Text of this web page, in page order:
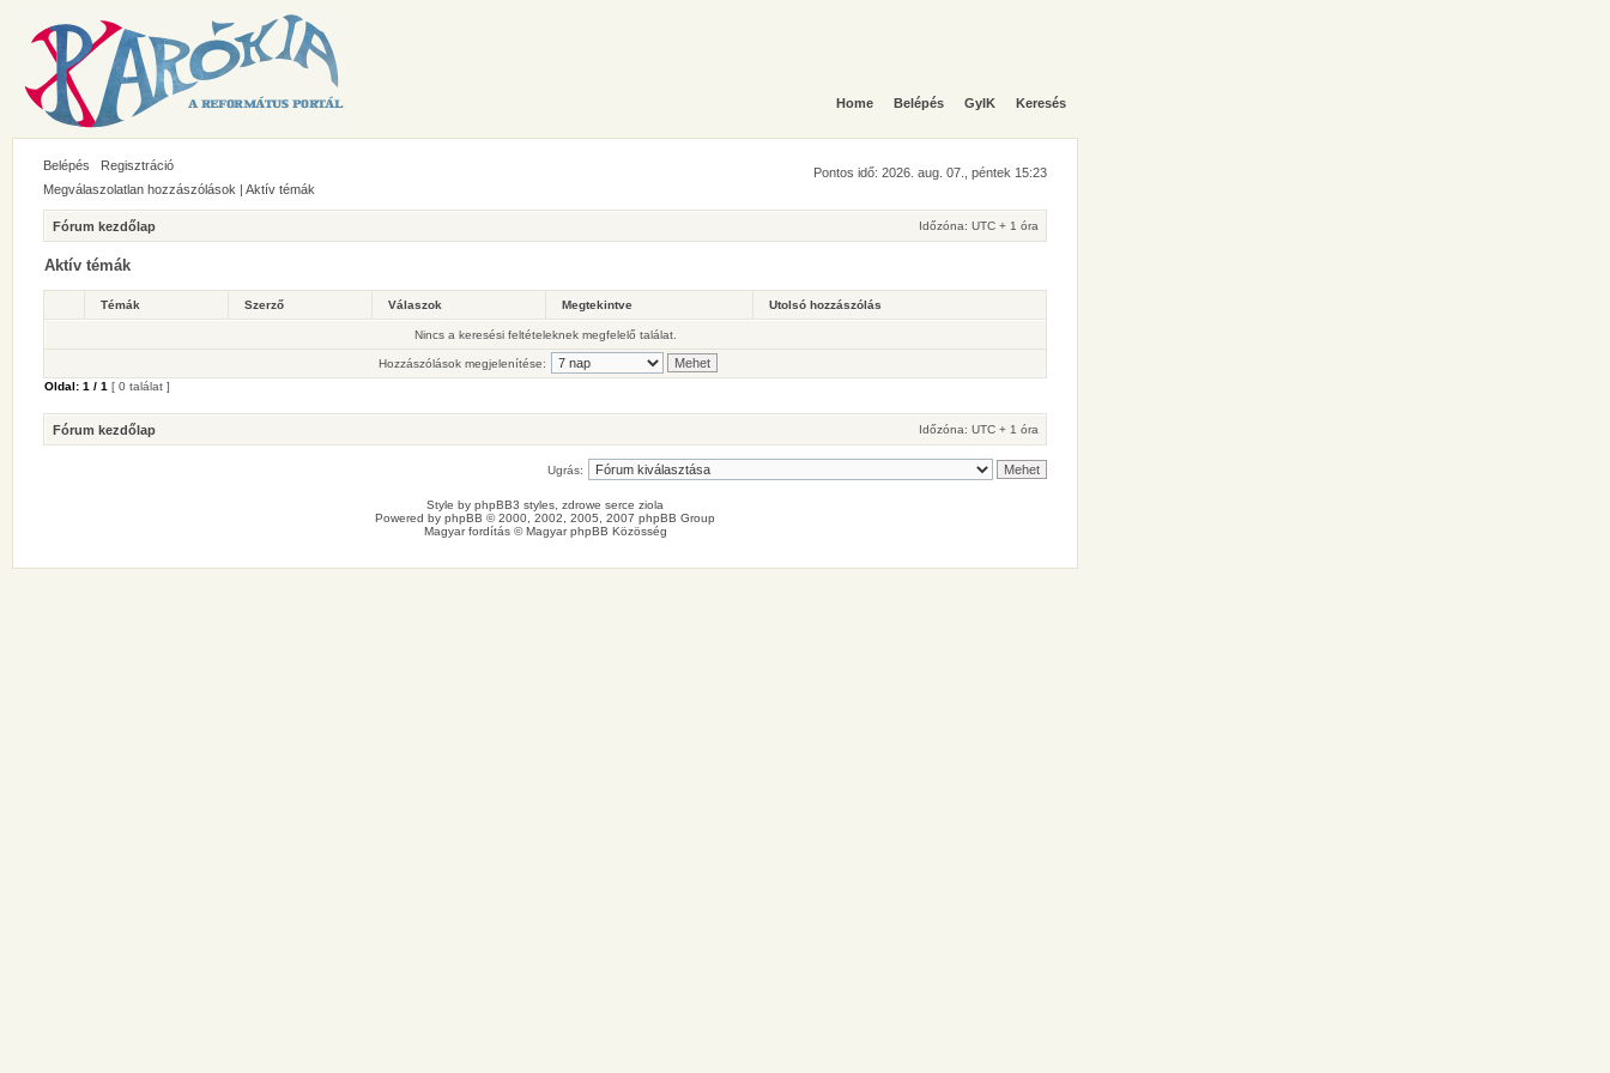
Home Belépés GyIK Keresés
Belépés Regisztráció
Pontos idő: 2026. aug. 07., péntek 15:23
Megválaszolatlan hozzászólások | Aktív témák
Fórum kezdőlap Időzóna: UTC + 1 óra
Aktív témák
Témák Szerző Válaszok Megtekintve Utolsó hozzászólás
Nincs a keresési feltételeknek megfelelő találat.
Hozzászólások megjelenítése:
Oldal: 1 / 1 [ 0 találat ]
Fórum kezdőlap Időzóna: UTC + 1 óra
Ugrás:
Style by phpBB3 styles , zdrowe serce ziola
Powered by phpBB © 2000, 2002, 2005, 2007 phpBB Group
Magyar fordítás ©Magyar phpBB Közösség